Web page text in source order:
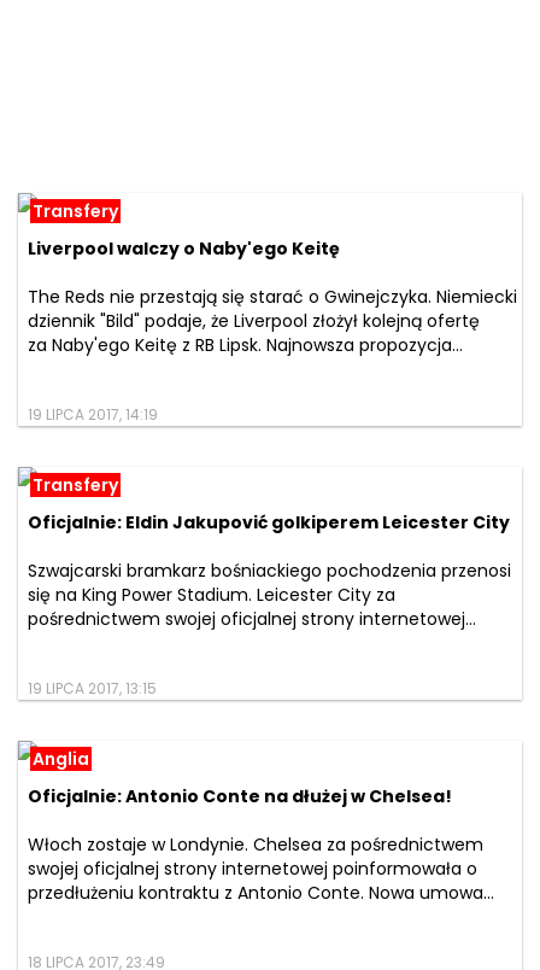
Transfery
Liverpool walczy o Naby'ego Keitę
The Reds nie przestają się starać o Gwinejczyka. Niemiecki
dziennik "Bild" podaje, że Liverpool złożył kolejną ofertę
za Naby'ego Keitę z RB Lipsk. Najnowsza propozycja...
19 LIPCA 2017, 14:19
Transfery
Oficjalnie: Eldin Jakupović golkiperem Leicester City
Szwajcarski bramkarz bośniackiego pochodzenia przenosi
się na King Power Stadium. Leicester City za
pośrednictwem swojej oficjalnej strony internetowej...
19 LIPCA 2017, 13:15
Anglia
Oficjalnie: Antonio Conte na dłużej w Chelsea!
Włoch zostaje w Londynie. Chelsea za pośrednictwem
swojej oficjalnej strony internetowej poinformowała o
przedłużeniu kontraktu z Antonio Conte. Nowa umowa...
18 LIPCA 2017, 23:49